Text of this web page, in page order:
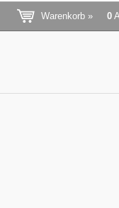
Warenkorb » 0